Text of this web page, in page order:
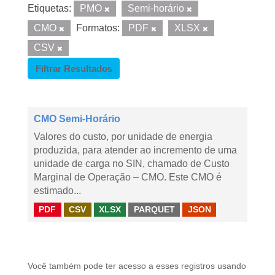
Etiquetas: PMO
Semi-horário
CMO
Formatos: PDF
XLSX
CSV
Filtrar Resultados
CMO Semi-Horário
Valores do custo, por unidade de energia
produzida, para atender ao incremento de uma
unidade de carga no SIN, chamado de Custo
Marginal de Operação – CMO. Este CMO é
estimado...
PDF CSV XLSX PARQUET JSON
Você também pode ter acesso a esses registros usando